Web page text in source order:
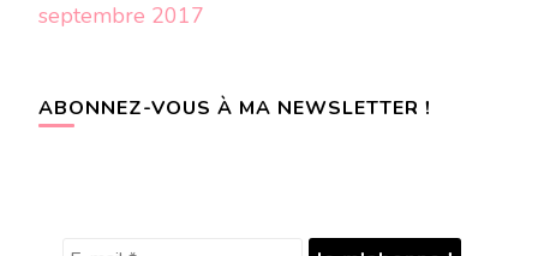
septembre 2017
ABONNEZ-VOUS À MA NEWSLETTER !